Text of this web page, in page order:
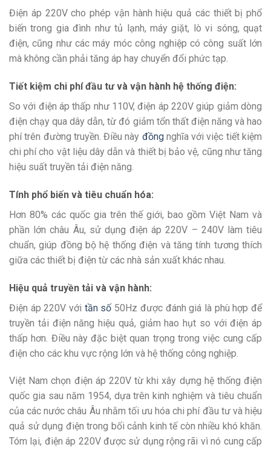
Điện áp 220V cho phép vận hành hiệu quả các thiết bị phổ
biến trong gia đình như tủ lạnh, máy giặt, lò vi sóng, quạt
điện, cũng như các máy móc công nghiệp có công suất lớn
mà không cần phải tăng áp hay chuyển đổi phức tạp.
Tiết kiệm chi phí đầu tư và vận hành hệ thống điện:
So với điện áp thấp như 110V, điện áp 220V giúp giảm dòng
điện chạy qua dây dẫn, từ đó giảm tổn thất điện năng và hao
phí trên đường truyền. Điều này đồngnghĩa với việc tiết kiệm
chi phí cho vật liệu dây dẫn và thiết bị bảo vệ, cũng như tăng
hiệu suất truyền tải điện năng.
Tính phổ biến và tiêu chuẩn hóa:
Hơn 80% các quốc gia trên thế giới, bao gồm Việt Nam và
phần lớn châu Âu, sử dụng điện áp 220V – 240V làm tiêu
chuẩn, giúp đồng bộ hệ thống điện và tăng tính tương thích
giữa các thiết bị điện từ các nhà sản xuất khác nhau.
Hiệu quả truyền tải và vận hành:
Điện áp 220V với tần số 50Hz được đánh giá là phù hợp để
truyền tải điện năng hiệu quả, giảm hao hụt so với điện áp
thấp hơn. Điều này đặc biệt quan trọng trong việc cung cấp
điện cho các khu vực rộng lớn và hệ thống công nghiệp.
Việt Nam chọn điện áp 220V từ khi xây dựng hệ thống điện
quốc gia sau năm 1954, dựa trên kinh nghiệm và tiêu chuẩn
của các nước châu Âu nhằm tối ưu hóa chi phí đầu tư và hiệu
quả sử dụng điện trong bối cảnh kinh tế còn nhiều khó khăn.
Tóm lại, điện áp 220V được sử dụng rộng rãi vì nó cung cấp